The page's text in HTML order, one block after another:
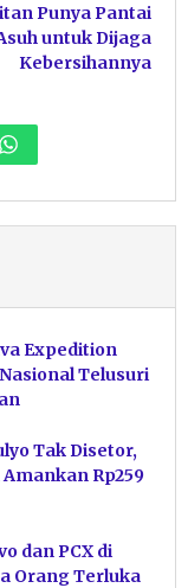
Punya Pantai
untuk Dijaga
Kebersihannya
Expedition
Telusuri
Tak Disetor,
Rp259
dan PCX di
Orang Terluka